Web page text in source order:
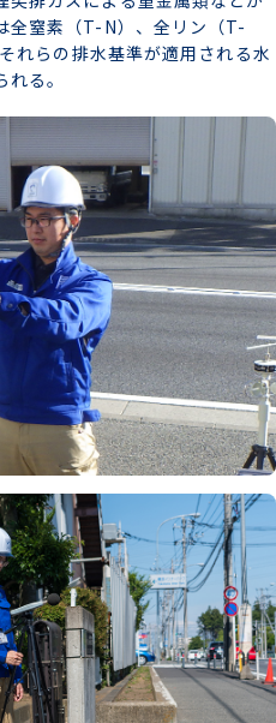
全窒素（T-N）、全リン（T-
れらの排水基準が適用される水
る。